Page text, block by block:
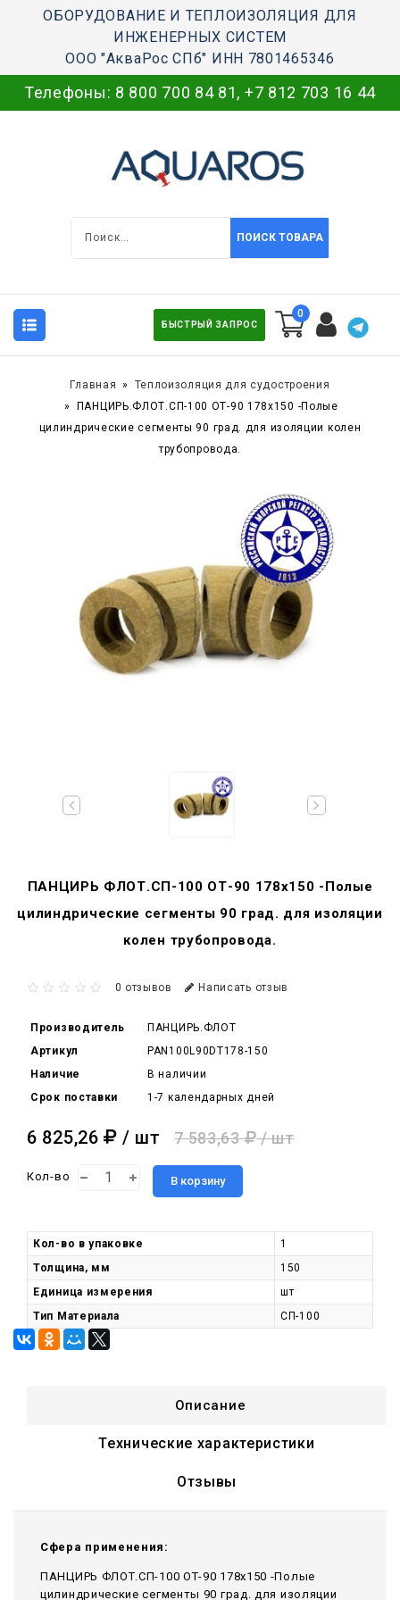
ОБОРУДОВАНИЕ И ТЕПЛОИЗОЛЯЦИЯ ДЛЯ
ИНЖЕНЕРНЫХ СИСТЕМ
ООО "АкваРос СПб" ИНН 7801465346
Телефоны: 8 800 700 84 81, +7 812 703 16 44
ПОИСК ТОВАРА
БЫСТРЫЙ ЗАПРОС
0
Главная
Теплоизоляция для судостроения
ПАНЦИРЬ.ФЛОТ.СП-100 ОТ-90 178x150 -Полые
цилиндрические сегменты 90 град. для изоляции колен
трубопровода.
ПАНЦИРЬ ФЛОТ.СП-100 ОТ-90 178x150 -Полые
цилиндрические сегменты 90 град. для изоляции
колен трубопровода.
0 отзывов Написать отзыв
Производитель
ПАНЦИРЬ.ФЛОТ
Артикул
PAN100L90DT178-150
Наличие
В наличии
Срок поставки
1-7 календарных дней
6 825,26 / шт 7 583,63 / шт
Кол-во В корзину
Кол-во в упаковке
1
Толщина, мм
150
Единица измерения
шт
Тип Материала
СП-100
Описание
Технические характеристики
Отзывы
Сфера применения:
ПАНЦИРЬ ФЛОТ.СП-100 ОТ-90 178x150 -Полые
цилиндрические сегменты 90 град. для изоляции